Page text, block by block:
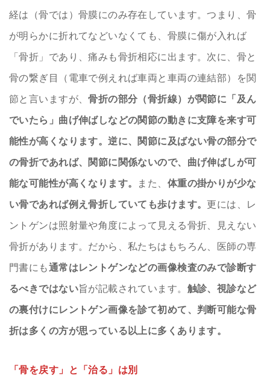
経は（骨では）骨膜にのみ存在しています。つまり、骨
が明らかに折れてなどいなくても、骨膜に傷が入れば
「骨折」であり、痛みも骨折相応に出ます。次に、骨と
骨の繋ぎ目（電車で例えれば車両と車両の連結部）を関
節と言いますが、骨折の部分（骨折線）が関節に「及ん
でいたら」曲げ伸ばしなどの関節の動きに支障を来す可
能性が高くなります。逆に、関節に及ばない骨の部分で
の骨折であれば、関節に関係ないので、曲げ伸ばしが可
能な可能性が高くなります。 また、 体重の掛かりが少な
い骨であれば例え骨折していても歩けます。更には、レ
ントゲンは照射量や角度によって見える骨折、見えない
骨折があります。だから、私たちはもちろん、医師の専
門書にも通常はレントゲンなどの画像検査のみで診断す
るべきではない旨が記載されています。 触診、視診など
の裏付けにレントゲン画像を診て初めて、判断可能な骨
折は多くの方が思っている以上に多くあります。
「骨を戻す」と「治る」は別